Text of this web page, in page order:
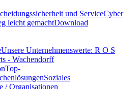
und ServiceCyber
leicht gemachtDownload
Unsere Unternehmenswerte: R O S
- Wachendorff
Top-
Soziales
/ Organisationen